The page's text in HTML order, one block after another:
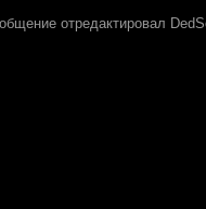
отредактировал